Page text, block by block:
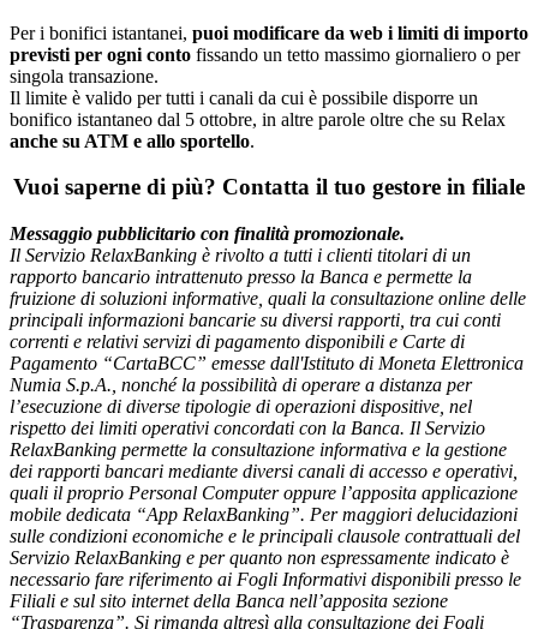
Per i bonifici istantanei, puoi modificare da web i limiti di importo
previsti per ogni conto fissando un tetto massimo giornaliero o per
singola transazione.
Il limite è valido per tutti i canali da cui è possibile disporre un
bonifico istantaneo dal 5 ottobre, in altre parole oltre che su Relax
anche su ATM e allo sportello.
Vuoi saperne di più? Contatta il tuo gestore in filiale
Messaggio pubblicitario con finalità promozionale.
Il Servizio RelaxBanking è rivolto a tutti i clienti titolari di un
rapporto bancario intrattenuto presso la Banca e permette la
fruizione di soluzioni informative, quali la consultazione online delle
principali informazioni bancarie su diversi rapporti, tra cui conti
correnti e relativi servizi di pagamento disponibili e Carte di
Pagamento “CartaBCC” emesse dall'Istituto di Moneta Elettronica
Numia S.p.A., nonché la possibilità di operare a distanza per
l’esecuzione di diverse tipologie di operazioni dispositive, nel
rispetto dei limiti operativi concordati con la Banca. Il Servizio
RelaxBanking permette la consultazione informativa e la gestione
dei rapporti bancari mediante diversi canali di accesso e operativi,
quali il proprio Personal Computer oppure l’apposita applicazione
mobile dedicata “App RelaxBanking”. Per maggiori delucidazioni
sulle condizioni economiche e le principali clausole contrattuali del
Servizio RelaxBanking e per quanto non espressamente indicato è
necessario fare riferimento ai Fogli Informativi disponibili presso le
Filiali e sul sito internet della Banca nell’apposita sezione
“Trasparenza”. Si rimanda altresì alla consultazione dei Fogli